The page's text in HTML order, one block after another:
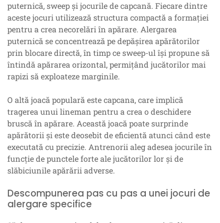
puternică, sweep și jocurile de capcană. Fiecare dintre
aceste jocuri utilizează structura compactă a formației
pentru a crea necorelări în apărare. Alergarea
puternică se concentrează pe depășirea apărătorilor
prin blocare directă, în timp ce sweep-ul își propune să
întindă apărarea orizontal, permițând jucătorilor mai
rapizi să exploateze marginile.
O altă joacă populară este capcana, care implică
tragerea unui lineman pentru a crea o deschidere
bruscă în apărare. Această joacă poate surprinde
apărătorii și este deosebit de eficientă atunci când este
executată cu precizie. Antrenorii aleg adesea jocurile în
funcție de punctele forte ale jucătorilor lor și de
slăbiciunile apărării adverse.
Descompunerea pas cu pas a unei jocuri de
alergare specifice